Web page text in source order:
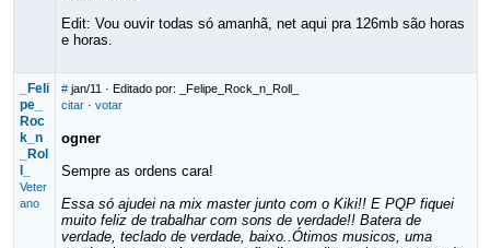
Edit: Vou ouvir todas só amanhã, net aqui pra 126mb são horas
e horas.
_Feli
pe_
Roc
k_n
_Rol
Veter
ano
# jan/11 · Editado por: _Felipe_Rock_n_Roll_
citar· votar
ogner
Sempre as ordens cara!
Essa só ajudei na mix master junto com o Kiki!! E PQP fiquei
muito feliz de trabalhar com sons de verdade!! Batera de
verdade, teclado de verdade, baixo..Ótimos musicos, uma